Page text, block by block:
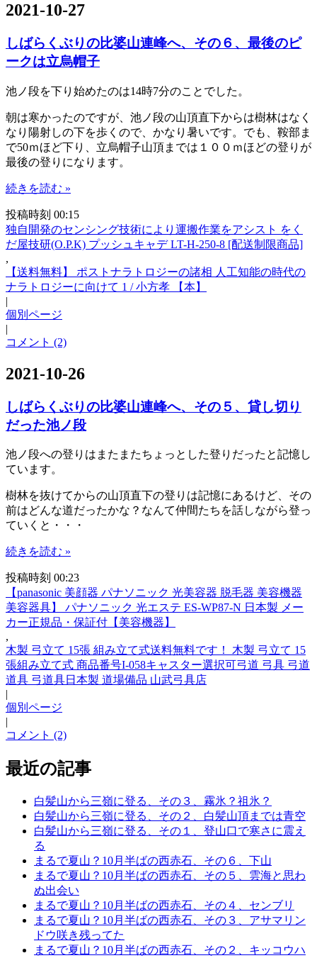
2021-10-27
しばらくぶりの比婆山連峰へ、その６、最後のピ
ークは立烏帽子
池ノ段を下り始めたのは14時7分のことでした。
朝は寒かったのですが、池ノ段の山頂直下からは樹林はなく
なり陽射しの下を歩くので、かなり暑いです。でも、鞍部ま
で50ｍほど下り、立烏帽子山頂までは１００ｍほどの登りが
最後の登りになります。
続きを読む »
投稿時刻 00:15
独自開発のセンシング技術により運搬作業をアシスト をく
だ屋技研(O.P.K) プッシュキャデ LT-H-250-8 [配送制限商品]
,
【送料無料】 ポストナラトロジーの諸相 人工知能の時代の
ナラトロジーに向けて 1 / 小方孝 【本】
|
個別ページ
|
コメント (2)
2021-10-26
しばらくぶりの比婆山連峰へ、その５、貸し切り
だった池ノ段
池ノ段への登りはまたまたちょっとした登りだったと記憶し
ています。
樹林を抜けてからの山頂直下の登りは記憶にあるけど、その
前はどんな道だったかな？なんて仲間たちを話しながら登っ
ていくと・・・
続きを読む »
投稿時刻 00:23
【panasonic 美顔器 パナソニック 光美容器 脱毛器 美容機器
美容器具】 パナソニック 光エステ ES-WP87-N 日本製 メー
カー正規品・保証付【美容機器】
,
木製 弓立て 15張 組み立て式送料無料です！ 木製 弓立て 15
張組み立て式 商品番号I-058キャスター選択可弓道 弓具 弓道
道具 弓道具日本製 道場備品 山武弓具店
|
個別ページ
|
コメント (2)
最近の記事
白髪山から三嶺に登る、その３、霧氷？祖氷？
白髪山から三嶺に登る、その２、白髪山頂までは青空
白髪山から三嶺に登る、その１、登山口で寒さに震え
る
まるで夏山？10月半ばの西赤石、その６、下山
まるで夏山？10月半ばの西赤石、その５、雲海と思わ
ぬ出会い
まるで夏山？10月半ばの西赤石、その４、センブリ
まるで夏山？10月半ばの西赤石、その３、アサマリン
ドウ咲き残ってた
まるで夏山？10月半ばの西赤石、その２、キッコウハ